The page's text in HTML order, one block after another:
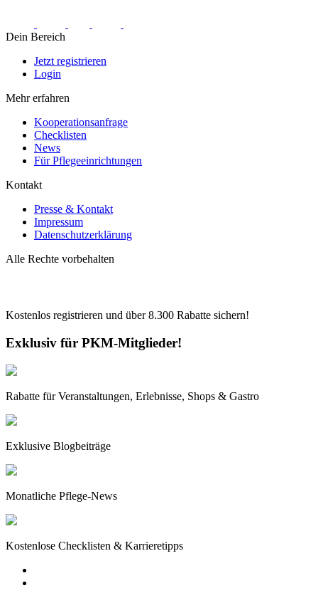
Dein Bereich
Jetzt registrieren
Login
Mehr erfahren
Kooperationsanfrage
Checklisten
News
Für Pflegeeinrichtungen
Kontakt
Presse & Kontakt
Impressum
Datenschutzerklärung
Alle Rechte vorbehalten
Kostenlos registrieren und über8.300 Rabatte sichern!
Exklusiv für PKM-Mitglieder!
Rabatte für Veranstaltungen, Erlebnisse, Shops & Gastro
Exklusive Blogbeiträge
Monatliche Pflege-News
Kostenlose Checklisten & Karrieretipps